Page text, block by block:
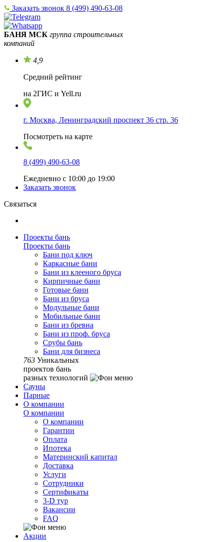
Заказать звонок 8 (499) 490-63-08
БАНЯ МСК группа строительных
компаний
4,9
Средний рейтинг
на 2ГИС и Yell.ru
г. Москва, Ленинградский проспект 36 стр. 36
Посмотреть на карте
8 (499) 490-63-08
Ежедневно с 10:00 до 19:00
Заказать звонок
Связаться
Проекты бань
Проекты бань
Бани под ключ
Каркасные бани
Бани из клееного бруса
Кирпичные бани
Готовые бани
Бани из бруса
Модульные бани
Мобильные бани
Бани из бревна
Бани из проф. бруса
Срубы бань
Бани для бизнеса
763 Уникальных
проектов бань
разных технологий
Сауны
Парные
О компании
О компании
О компании
Гарантии
Оплата
Ипотека
Материнский капитал
Доставка
Услуги
Сотрудники
Сертификаты
3-D тур
Вакансии
FAQ
Акции